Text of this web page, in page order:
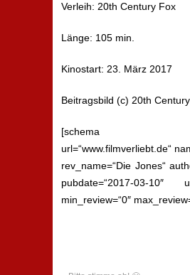
Verleih: 20th Century Fox
Länge: 105 min.
Kinostart: 23. März 2017
Beitragsbild (c) 20th
[schema
url=“www.filmverliebt.de“
rev_name=“Die Jones“
pubdate=“2017-03-10″
min_review=“0″